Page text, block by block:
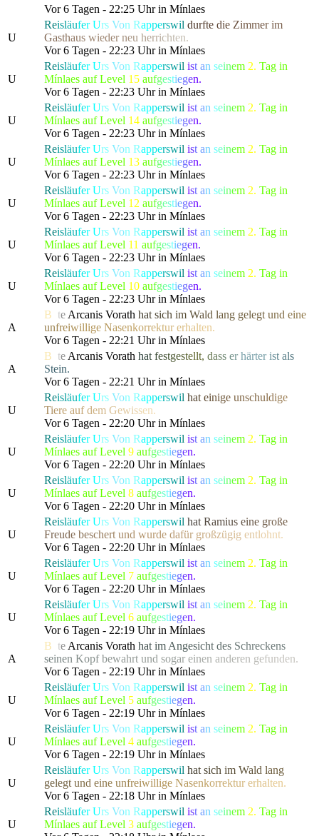
Vor 6 Tagen - 22:25 Uhr in Mínlaes
U
ReisläuferUrs Von Rapperswil durfte die Zimmer im
Gasthaus wieder neu herrichten.
Vor 6 Tagen - 22:23 Uhr in Mínlaes
U
ReisläuferUrs Von Rapperswil ist an seinem 2. Tag in
Mínlaes auf Level 15 aufgestiegen.
Vor 6 Tagen - 22:23 Uhr in Mínlaes
U
ReisläuferUrs Von Rapperswil ist an seinem 2. Tag in
Mínlaes auf Level 14 aufgestiegen.
Vor 6 Tagen - 22:23 Uhr in Mínlaes
U
ReisläuferUrs Von Rapperswil ist an seinem 2. Tag in
Mínlaes auf Level 13 aufgestiegen.
Vor 6 Tagen - 22:23 Uhr in Mínlaes
U
ReisläuferUrs Von Rapperswil ist an seinem 2. Tag in
Mínlaes auf Level 12 aufgestiegen.
Vor 6 Tagen - 22:23 Uhr in Mínlaes
U
ReisläuferUrs Von Rapperswil ist an seinem 2. Tag in
Mínlaes auf Level 11 aufgestiegen.
Vor 6 Tagen - 22:23 Uhr in Mínlaes
U
ReisläuferUrs Von Rapperswil ist an seinem 2. Tag in
Mínlaes auf Level 10 aufgestiegen.
Vor 6 Tagen - 22:23 Uhr in Mínlaes
A
B te Arcanis Vorath hat sich im Wald lang gelegt und eine
unfreiwillige Nasenkorrektur erhalten.
Vor 6 Tagen - 22:21 Uhr in Mínlaes
A
B te Arcanis Vorath hat festgestellt, dass er härter ist als
Stein.
Vor 6 Tagen - 22:21 Uhr in Mínlaes
U
ReisläuferUrs Von Rapperswil hat einige unschuldige
Tiere auf dem Gewissen.
Vor 6 Tagen - 22:20 Uhr in Mínlaes
U
ReisläuferUrs Von Rapperswil ist an seinem 2. Tag in
Mínlaes auf Level 9 aufgestiegen.
Vor 6 Tagen - 22:20 Uhr in Mínlaes
U
ReisläuferUrs Von Rapperswil ist an seinem 2. Tag in
Mínlaes auf Level 8 aufgestiegen.
Vor 6 Tagen - 22:20 Uhr in Mínlaes
U
ReisläuferUrs Von Rapperswil hat Ramius eine große
Freude beschert und wurde dafür großzügig entlohnt.
Vor 6 Tagen - 22:20 Uhr in Mínlaes
U
ReisläuferUrs Von Rapperswil ist an seinem 2. Tag in
Mínlaes auf Level 7 aufgestiegen.
Vor 6 Tagen - 22:20 Uhr in Mínlaes
U
ReisläuferUrs Von Rapperswil ist an seinem 2. Tag in
Mínlaes auf Level 6 aufgestiegen.
Vor 6 Tagen - 22:19 Uhr in Mínlaes
A
B te Arcanis Vorath hat im Angesicht des Schreckens
seinen Kopf bewahrt und sogar einen anderen gefunden.
Vor 6 Tagen - 22:19 Uhr in Mínlaes
U
ReisläuferUrs Von Rapperswil ist an seinem 2. Tag in
Mínlaes auf Level 5 aufgestiegen.
Vor 6 Tagen - 22:19 Uhr in Mínlaes
U
ReisläuferUrs Von Rapperswil ist an seinem 2. Tag in
Mínlaes auf Level 4 aufgestiegen.
Vor 6 Tagen - 22:19 Uhr in Mínlaes
U
ReisläuferUrs Von Rapperswil hat sich im Wald lang
gelegt und eine unfreiwillige Nasenkorrektur erhalten.
Vor 6 Tagen - 22:18 Uhr in Mínlaes
U
ReisläuferUrs Von Rapperswil ist an seinem 2. Tag in
Mínlaes auf Level 3 aufgestiegen.